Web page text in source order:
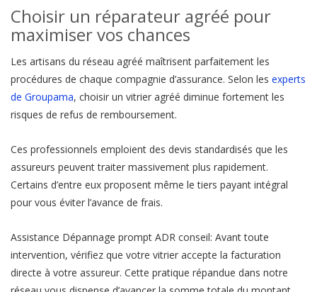
Choisir un réparateur agréé pour
maximiser vos chances
Les artisans du réseau agréé maîtrisent parfaitement les
procédures de chaque compagnie d’assurance. Selon les experts
de Groupama, choisir un vitrier agréé diminue fortement les
risques de refus de remboursement.
Ces professionnels emploient des devis standardisés que les
assureurs peuvent traiter massivement plus rapidement.
Certains d’entre eux proposent même le tiers payant intégral
pour vous éviter l’avance de frais.
Assistance Dépannage prompt ADR conseil: Avant toute
intervention, vérifiez que votre vitrier accepte la facturation
directe à votre assureur. Cette pratique répandue dans notre